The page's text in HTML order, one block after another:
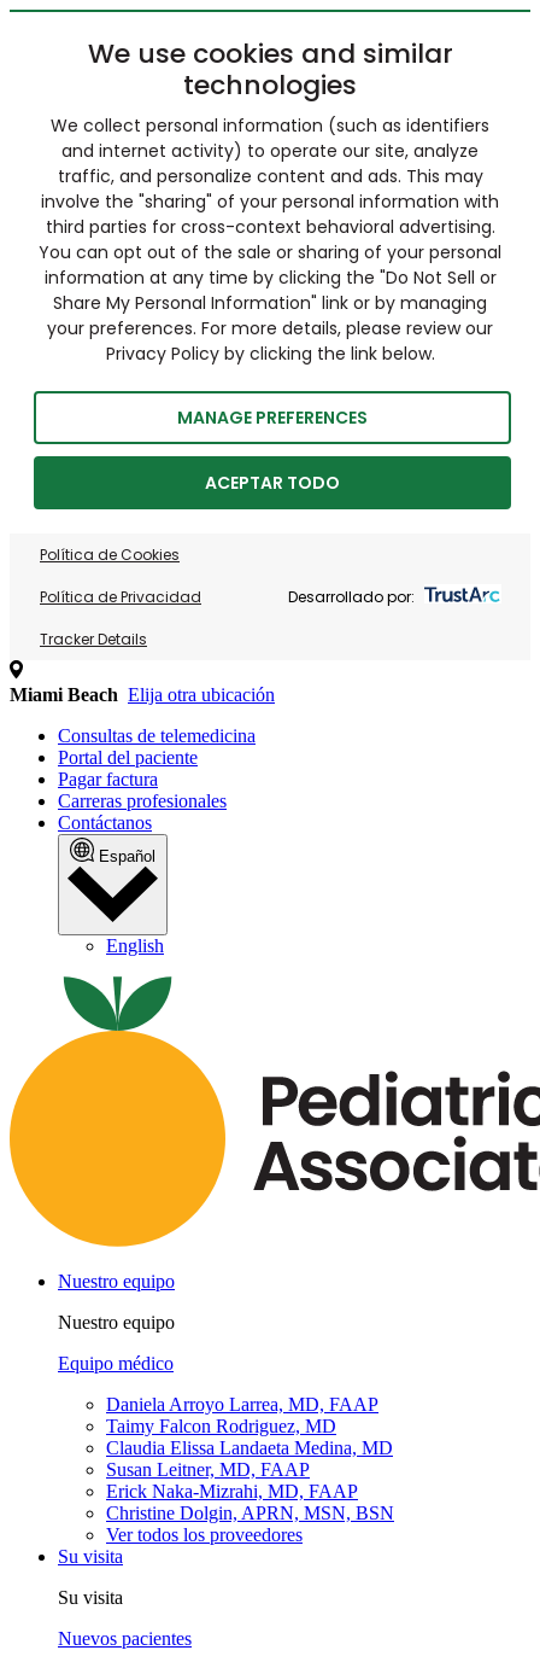
We use cookies and similar
technologies
We collect personal information (such as identifiers
and internet activity) to operate our site, analyze
traffic, and personalize content and ads. This may
involve the "sharing" of your personal information with
third parties for cross-context behavioral advertising.
You can opt out of the sale or sharing of your personal
information at any time by clicking the "Do Not Sell or
Share My Personal Information" link or by managing
your preferences. For more details, please review our
Privacy Policy by clicking the link below.
MANAGE PREFERENCES
ACEPTAR TODO
Política de Cookies
Política de Privacidad
Tracker Details
Desarrollado por:
Miami Beach Elija otra ubicación
Consultas de telemedicina
Portal del paciente
Pagar factura
Carreras profesionales
Contáctanos
Español
English
Nuestro equipo
Nuestro equipo
Equipo médico
Daniela Arroyo Larrea, MD, FAAP
Taimy Falcon Rodriguez, MD
Claudia Elissa Landaeta Medina, MD
Susan Leitner, MD, FAAP
Erick Naka-Mizrahi, MD, FAAP
Christine Dolgin, APRN, MSN, BSN
Ver todos los proveedores
Su visita
Su visita
Nuevos pacientes